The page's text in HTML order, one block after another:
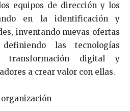
equipos de dirección y los
en la identificación y
inventando nuevas ofertas
las tecnologías
transformación digital y
a crear valor con ellas.